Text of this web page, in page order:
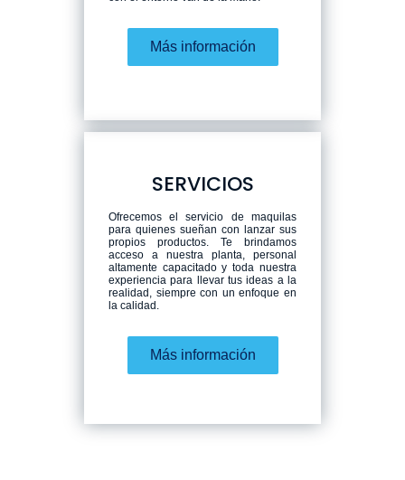
Más información
SERVICIOS
Ofrecemos el servicio de maquilas
para quienes sueñan con lanzar sus
propios productos. Te brindamos
acceso a nuestra planta, personal
altamente capacitado y toda nuestra
experiencia para llevar tus ideas a la
realidad, siempre con un enfoque en
la calidad.
Más información